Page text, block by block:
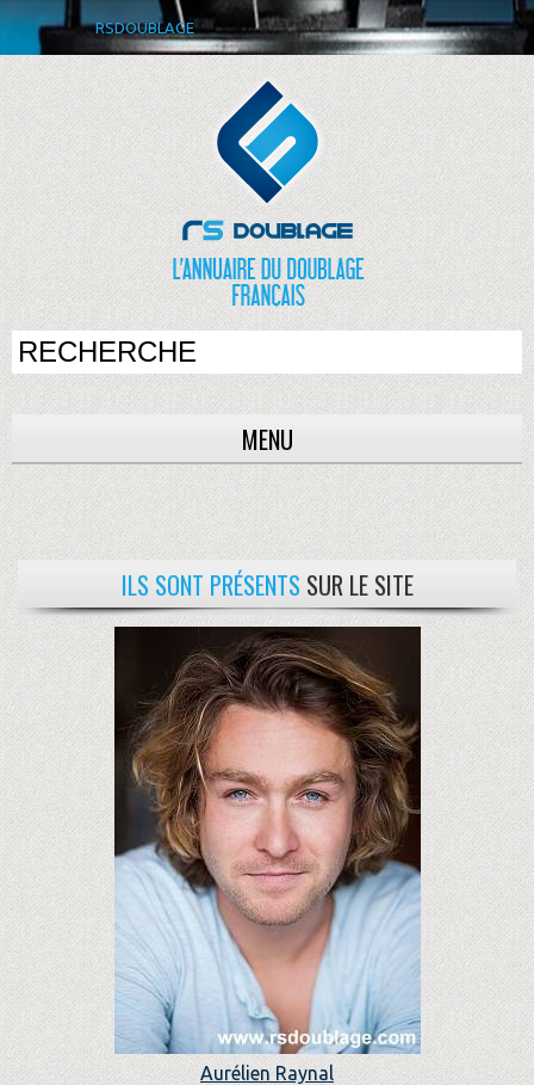
RSDOUBLAGE
MENU
ILS SONT PRÉSENTS SUR LE SITE
Aurélien Raynal